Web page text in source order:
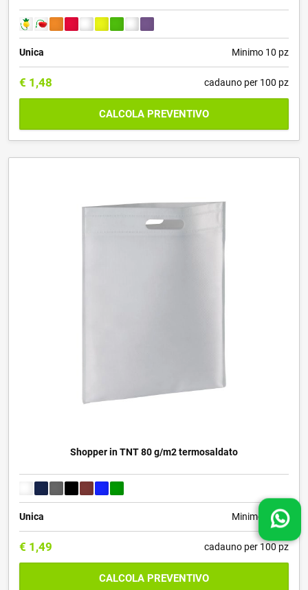
Unica Minimo 10 pz
€ 1,48 cadauno per 100 pz
CALCOLA PREVENTIVO
Shopper in TNT 80 g/m2 termosaldato
Unica Minimo 50 pz
€ 1,49 cadauno per 100 pz
CALCOLA PREVENTIVO